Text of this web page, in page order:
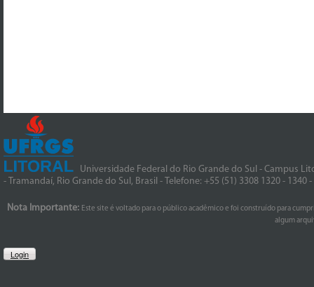
Universidade Federal do Rio Grande do Sul - Campus
- Tramandaí, Rio Grande do Sul, Brasil - Telefone: +55 (51) 3308 1320 - 1340
Nota Importante: Este site é voltado para o público acadêmico e foi construído para
algum
Login